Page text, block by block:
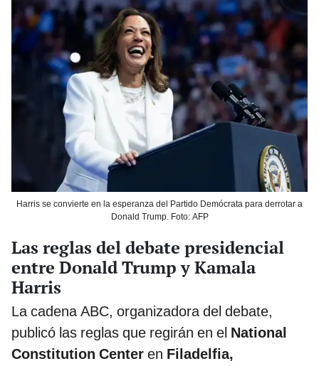
Harris se convierte en la esperanza del Partido Demócrata para derrotar a
Donald Trump. Foto: AFP
Las reglas del debate presidencial
entre Donald Trump y Kamala
Harris
La cadena ABC, organizadora del debate,
publicó las reglas que regirán en el National
Constitution Center en Filadelfia,